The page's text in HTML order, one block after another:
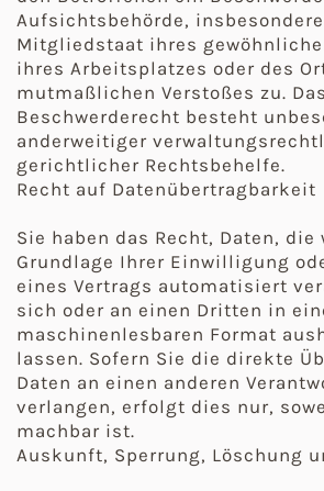
Aufsichtsbehörde,
Mitgliedstaat ihres
ihres Arbeitsplatzes oder des
mutmaßlichen Verstoßes zu. Das
Beschwerderecht besteht
anderweitiger
gerichtlicher Rechtsbehelfe.
Recht auf Datenübertragbarkeit
Sie haben das Recht, Daten, die
Grundlage Ihrer Einwilligung
eines Vertrags automatisiert
sich oder an einen Dritten in
maschinenlesbaren Format
lassen. Sofern Sie die direkte
Daten an einen anderen
verlangen, erfolgt dies nur,
machbar ist.
Auskunft, Sperrung, Löschung